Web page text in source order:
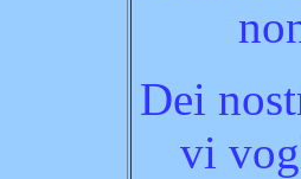
Dei
vi